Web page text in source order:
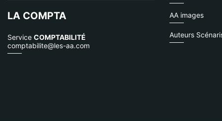
LA COMPTA
Service COMPTABILITÉ
comptabilite@les-aa.com
AA images
Auteurs